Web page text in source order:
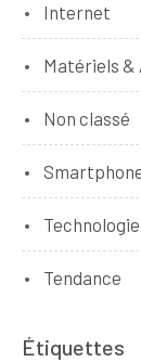
Internet
Matériels &
Non classé
Technologie
Tendance
Étiquettes